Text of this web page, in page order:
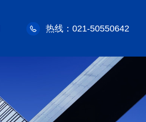
热线：021-50550642